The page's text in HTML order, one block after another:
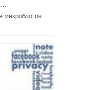
микроблогов